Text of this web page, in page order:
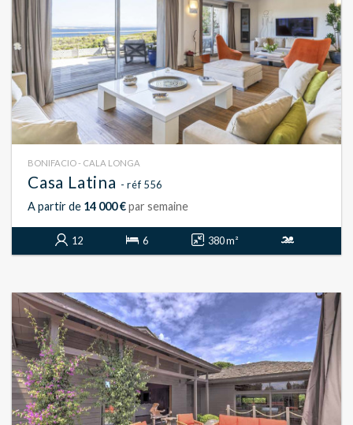
BONIFACIO - CALA LONGA
Casa Latina - réf 556
A partir de 14 000 €par semaine
12 6 380 m²